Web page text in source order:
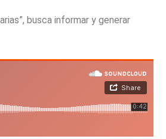
busca informar y generar